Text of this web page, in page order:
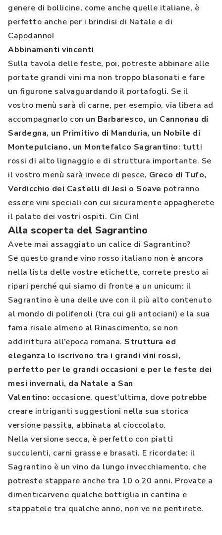
genere di bollicine, come anche quelle italiane, è
perfetto anche per i brindisi di Natale e di
Capodanno!
Abbinamenti vincenti
Sulla tavola delle feste, poi, potreste abbinare alle
portate grandi vini ma non troppo blasonati e fare
un figurone salvaguardando il portafogli. Se il
vostro menù sarà di carne, per esempio, via libera ad
accompagnarlo con un Barbaresco, un Cannonau di
Sardegna, un Primitivo di Manduria, un Nobile di
Montepulciano, un Montefalco Sagrantino: tutti
rossi di alto lignaggio e di struttura importante. Se
il vostro menù sarà invece di pesce, Greco di Tufo,
Verdicchio dei Castelli di Jesi o Soave potranno
essere vini speciali con cui sicuramente appagherete
il palato dei vostri ospiti. Cin Cin!
Alla scoperta del Sagrantino
Avete mai assaggiato un calice di Sagrantino?
Se questo grande vino rosso italiano non è ancora
nella lista delle vostre etichette, correte presto ai
ripari perché qui siamo di fronte a un unicum: il
Sagrantino è una delle uve con il più alto contenuto
al mondo di polifenoli (tra cui gli antociani) e la sua
fama risale almeno al Rinascimento, se non
addirittura all’epoca romana. Struttura ed
eleganza lo iscrivono tra i grandi vini rossi,
perfetto per le grandi occasioni e per le feste dei
mesi invernali, da Natale a San
Valentino: occasione, quest’ultima, dove potrebbe
creare intriganti suggestioni nella sua storica
versione passita, abbinata al cioccolato.
Nella versione secca, è perfetto con piatti
succulenti, carni grasse e brasati. E ricordate: il
Sagrantino è un vino da lungo invecchiamento, che
potreste stappare anche tra 10 o 20 anni. Provate a
dimenticarvene qualche bottiglia in cantina e
stappatele tra qualche anno, non ve ne pentirete.